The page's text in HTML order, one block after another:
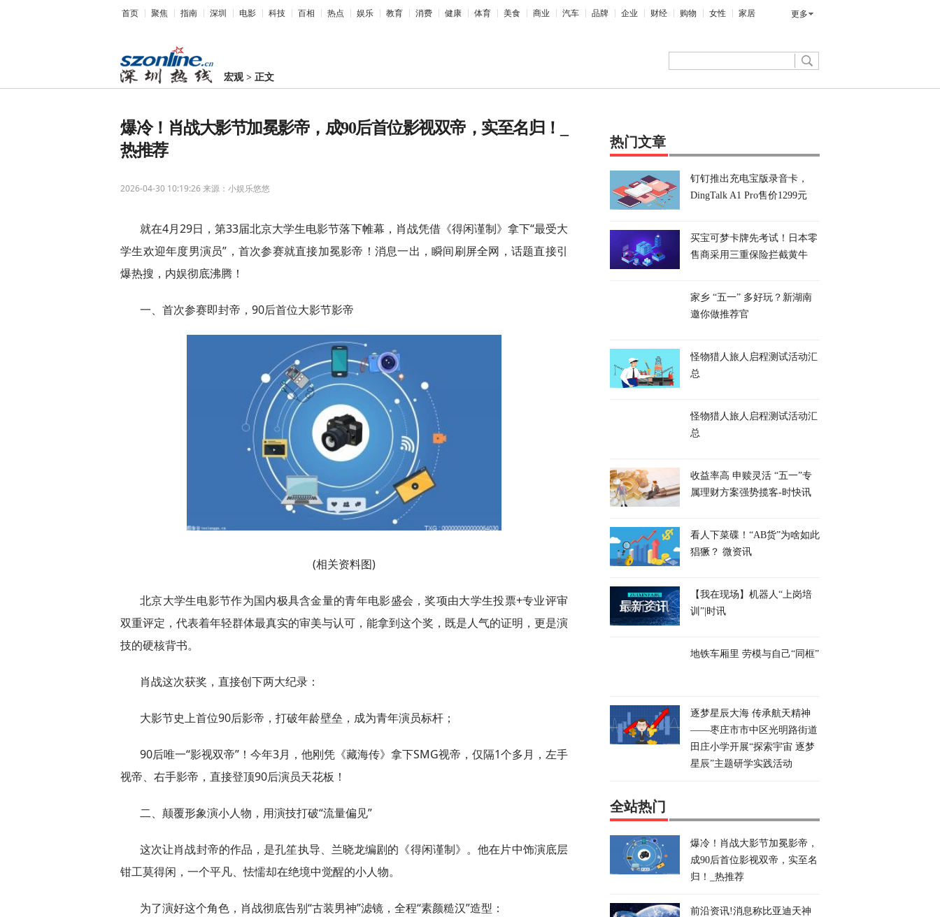
首页 聚焦 指南 深圳 电影 科技 百相 热点 娱乐 教育 消费 健康 体育 美食 商业 汽车 品牌 企业 财经 购物 女性 家居 更多
宏观>正文
爆冷！肖战大影节加冕影帝，成90后首位影视双帝，实至名归！_
热推荐
2026-04-30 10:19:26来源：小娱乐悠悠
就在4月29日，第33届北京大学生电影节落下帷幕，肖战凭借《得闲谨制》拿下“最受大
学生欢迎年度男演员”，首次参赛就直接加冕影帝！消息一出，瞬间刷屏全网，话题直接引
爆热搜，内娱彻底沸腾！
一、首次参赛即封帝，90后首位大影节影帝
(相关资料图)
北京大学生电影节作为国内极具含金量的青年电影盛会，奖项由大学生投票+专业评审
双重评定，代表着年轻群体最真实的审美与认可，能拿到这个奖，既是人气的证明，更是演
技的硬核背书。
肖战这次获奖，直接创下两大纪录：
大影节史上首位90后影帝，打破年龄壁垒，成为青年演员标杆；
90后唯一“影视双帝”！今年3月，他刚凭《藏海传》拿下SMG视帝，仅隔1个多月，左手
视帝、右手影帝，直接登顶90后演员天花板！
二、颠覆形象演小人物，用演技打破“流量偏见”
这次让肖战封帝的作品，是孔笙执导、兰晓龙编剧的《得闲谨制》。他在片中饰演底层
钳工莫得闲，一个平凡、怯懦却在绝境中觉醒的小人物。
为了演好这个角色，肖战彻底告别“古装男神”滤镜，全程“素颜糙汉”造型：
热门文章
钉钉推出充电宝版录音卡，
DingTalk A1 Pro售价1299元
买宝可梦卡牌先考试！日本零
售商采用三重保险拦截黄牛
家乡 “五一” 多好玩？新湖南
邀你做推荐官
怪物猎人旅人启程测试活动汇
总
怪物猎人旅人启程测试活动汇
总
收益率高 申赎灵活 “五一”专
属理财方案强势揽客-时快讯
看人下菜碟！“AB货”为啥如此
猖獗？ 微资讯
【我在现场】机器人“上岗培
训”|时讯
地铁车厢里 劳模与自己“同框”
逐梦星辰大海 传承航天精神
——枣庄市市中区光明路街道
田庄小学开展“探索宇宙 逐梦
星辰”主题研学实践活动
全站热门
爆冷！肖战大影节加冕影帝，
成90后首位影视双帝，实至名
归！_热推荐
前沿资讯!消息称比亚迪天神